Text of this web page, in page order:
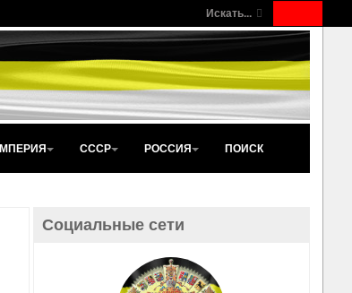
Искать...
СССР РОССИЯ ПОИСК
Социальные сети